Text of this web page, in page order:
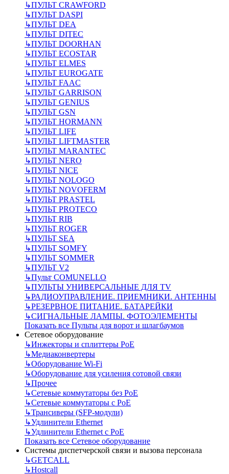
↳ПУЛЬТ CRAWFORD
↳ПУЛЬТ DASPI
↳ПУЛЬТ DEA
↳ПУЛЬТ DITEC
↳ПУЛЬТ DOORHAN
↳ПУЛЬТ ECOSTAR
↳ПУЛЬТ ELMES
↳ПУЛЬТ EUROGATE
↳ПУЛЬТ FAAC
↳ПУЛЬТ GARRISON
↳ПУЛЬТ GENIUS
↳ПУЛЬТ GSN
↳ПУЛЬТ HORMANN
↳ПУЛЬТ LIFE
↳ПУЛЬТ LIFTMASTER
↳ПУЛЬТ MARANTEC
↳ПУЛЬТ NERO
↳ПУЛЬТ NICE
↳ПУЛЬТ NOLOGO
↳ПУЛЬТ NOVOFERM
↳ПУЛЬТ PRASTEL
↳ПУЛЬТ PROTECO
↳ПУЛЬТ RIB
↳ПУЛЬТ ROGER
↳ПУЛЬТ SEA
↳ПУЛЬТ SOMFY
↳ПУЛЬТ SOMMER
↳ПУЛЬТ V2
↳Пульт СOMUNELLO
↳ПУЛЬТЫ УНИВЕРСАЛЬНЫЕ ДЛЯ TV
↳РАДИОУПРАВЛЕНИЕ. ПРИЕМНИКИ. АНТЕННЫ
↳РЕЗЕРВНОЕ ПИТАНИЕ. БАТАРЕЙКИ
↳СИГНАЛЬНЫЕ ЛАМПЫ. ФОТОЭЛЕМЕНТЫ
Показать все Пульты для ворот и шлагбаумов
Сетевое оборудование
↳Инжекторы и сплиттеры РоЕ
↳Медиаконвертеры
↳Оборудование Wi-Fi
↳Оборудование для усиления сотовой связи
↳Прочее
↳Сетевые коммутаторы без РоЕ
↳Сетевые коммутаторы с РоЕ
↳Трансиверы (SFP-модули)
↳Удлинители Ethernet
↳Удлинители Ethernet с PoE
Показать все Сетевое оборудование
Системы диспетчерской связи и вызова персонала
↳GETCALL
↳Hostcall